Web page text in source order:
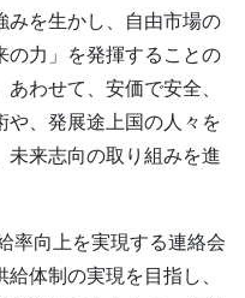
みを生かし、自由市場の
の力」を発揮することの
わせて、安価で安全、
や、発展途上国の人々を
未来志向の取り組みを進
率向上を実現する連絡会
体制の実現を目指し、